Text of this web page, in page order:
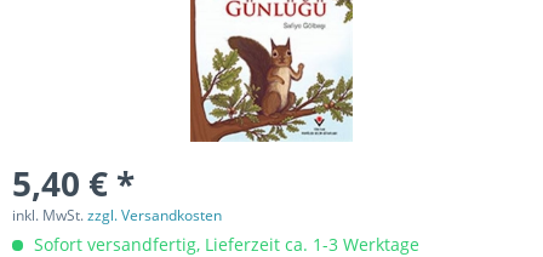
5,40 € *
inkl. MwSt.zzgl. Versandkosten
Sofort versandfertig, Lieferzeit ca. 1-3 Werktage